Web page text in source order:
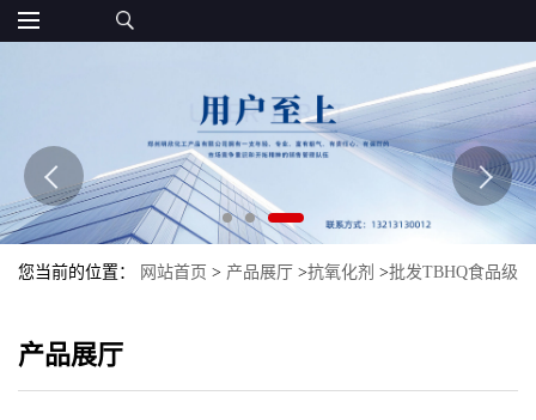
您当前的位置： 网站首页 > 产品展厅 >抗氧化剂 >批发TBHQ食品级
产品展厅